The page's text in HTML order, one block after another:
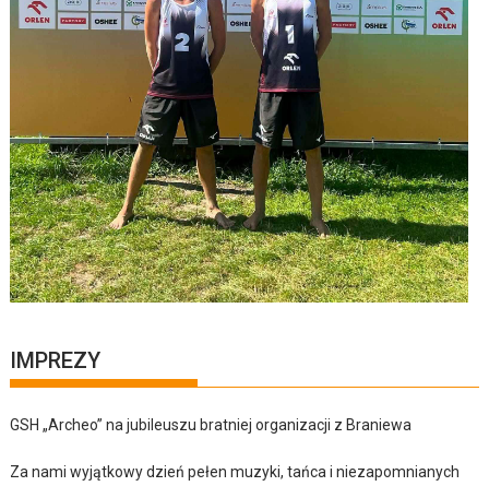
IMPREZY
GSH „Archeo” na jubileuszu bratniej organizacji z Braniewa
Za nami wyjątkowy dzień pełen muzyki, tańca i niezapomnianych